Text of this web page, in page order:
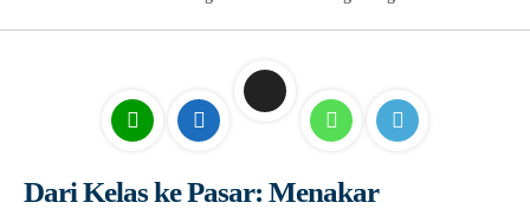
Dari Kelas ke Pasar: Menakar